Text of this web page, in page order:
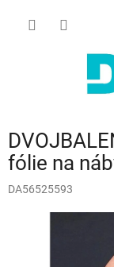
fólie na
DA56525593